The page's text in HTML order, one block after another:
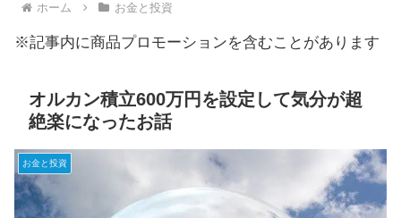
ホーム お金と投資
※記事内に商品プロモーションを含むことがあります
オルカン積立600万円を設定して気分が超
絶楽になったお話
お金と投資